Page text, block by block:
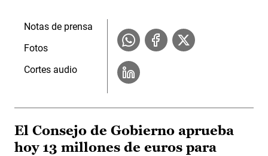
Notas de prensa
Fotos
Cortes audio
El Consejo de Gobierno aprueba
hoy 13 millones de euros para